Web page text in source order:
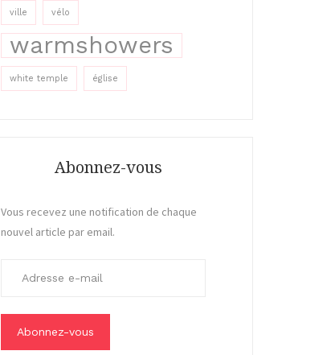
ville vélo
warmshowers
white temple église
Abonnez-vous
Vous recevez une notification de chaque
nouvel article par email.
s